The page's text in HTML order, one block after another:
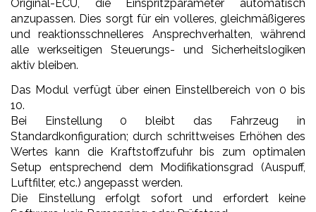
Original-ECU, die Einspritzparameter automatisch
anzupassen. Dies sorgt für ein volleres, gleichmäßigeres
und reaktionsschnelleres Ansprechverhalten, während
alle werkseitigen Steuerungs- und Sicherheitslogiken
aktiv bleiben.
Das Modul verfügt über einen Einstellbereich von 0 bis
10.
Bei Einstellung 0 bleibt das Fahrzeug in
Standardkonfiguration; durch schrittweises Erhöhen des
Wertes kann die Kraftstoffzufuhr bis zum optimalen
Setup entsprechend dem Modifikationsgrad (Auspuff,
Luftfilter, etc.) angepasst werden.
Die Einstellung erfolgt sofort und erfordert keine